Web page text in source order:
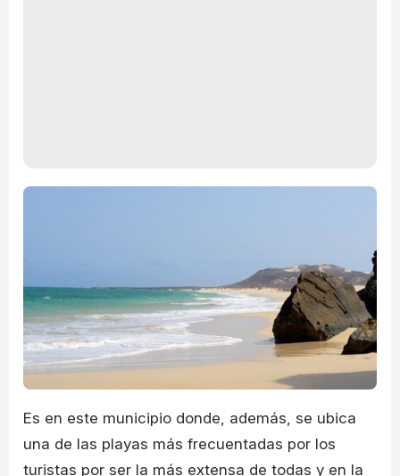
Es en este municipio donde, además, se ubica
una de las playas más frecuentadas por los
turistas por ser la más extensa de todas y en la